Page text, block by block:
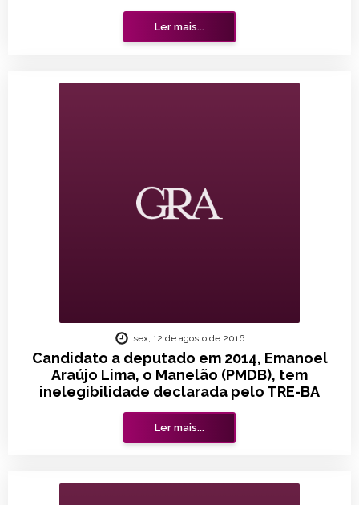
Ler mais...
Candidato a deputado em 2014, Emanoel
Araújo Lima, o Manelão (PMDB), tem
inelegibilidade declarada pelo TRE-BA
sex, 12 de agosto de 2016
Ler mais...